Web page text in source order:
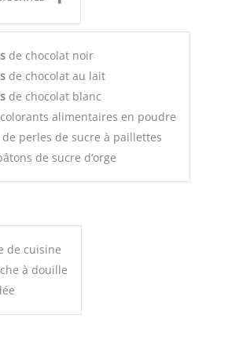
de chocolat noir
de chocolat au lait
de chocolat blanc
colorants alimentaires en poudre
de perles de sucre à paillettes
de sucre d’orge
de cuisine
à douille